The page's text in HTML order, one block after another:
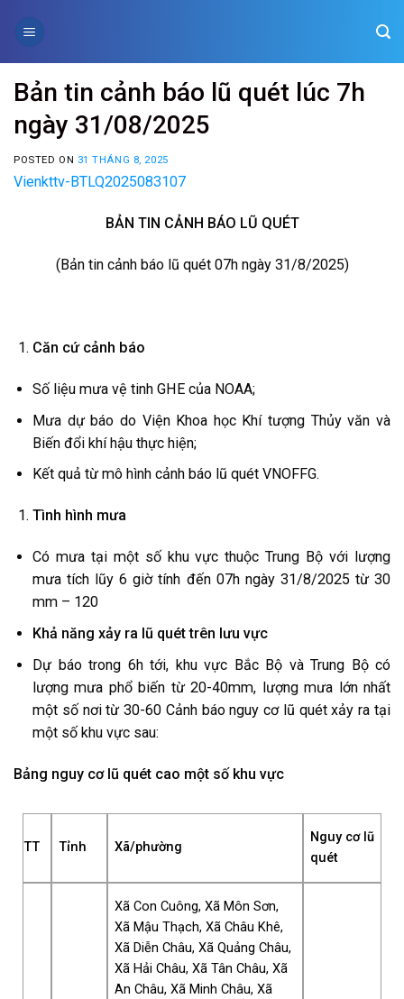
Bản tin cảnh báo lũ quét lúc 7h
ngày 31/08/2025
POSTED ON 31 THÁNG 8, 2025
Vienkttv-BTLQ2025083107
BẢN TIN CẢNH BÁO LŨ QUÉT
(Bản tin cảnh báo lũ quét 07h ngày 31/8/2025)
Căn cứ cảnh báo
Số liệu mưa vệ tinh GHE của NOAA;
Mưa dự báo do Viện Khoa học Khí tượng Thủy văn và
Biến đổi khí hậu thực hiện;
Kết quả từ mô hình cảnh báo lũ quét VNOFFG.
Tình hình mưa
Có mưa tại một số khu vực thuộc Trung Bộ với lượng
mưa tích lũy 6 giờ tính đến 07h ngày 31/8/2025 từ 30
mm – 120
Khả năng xảy ra lũ quét trên lưu vực
Dự báo trong 6h tới, khu vực Bắc Bộ và Trung Bộ có
lượng mưa phổ biến từ 20-40mm, lượng mưa lớn nhất
một số nơi từ 30-60 Cảnh báo nguy cơ lũ quét xảy ra tại
một số khu vực sau:
Bảng nguy cơ lũ quét cao một số khu vực
TT Tỉnh Xã/phường
Nguy cơ lũ
quét
Xã Con Cuông, Xã Môn Sơn,
Xã Mậu Thạch, Xã Châu Khê,
Xã Diễn Châu, Xã Quảng Châu,
Xã Hải Châu, Xã Tân Châu, Xã
An Châu, Xã Minh Châu, Xã